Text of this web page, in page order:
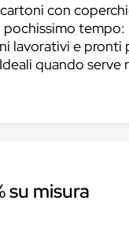
con
pochissimo
lavorativi e pronti
quando serve
su misura